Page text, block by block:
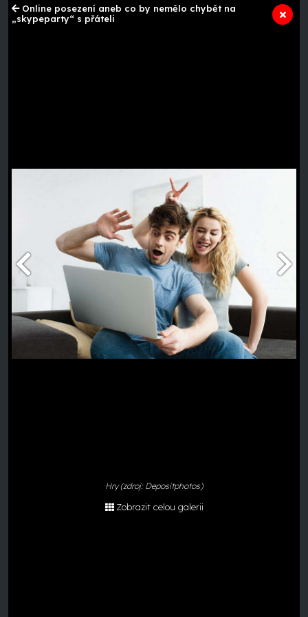
Online posezení aneb co by nemělo chybět na
„skypeparty“ s přáteli
Hry (zdroj: Depositphotos)
Zobrazit celou galerii